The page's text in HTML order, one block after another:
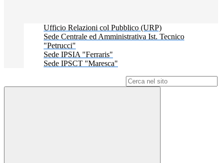
Ufficio Relazioni col Pubblico (URP)
Sede Centrale ed Amministrativa Ist. Tecnico
"Petrucci"
Sede IPSIA "Ferraris"
Sede IPSCT "Maresca"